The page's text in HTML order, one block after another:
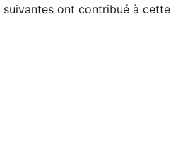
suivantes ont contribué à cette